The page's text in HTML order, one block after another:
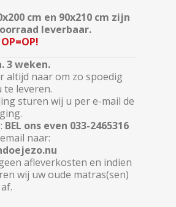
cm en 90x210 cm zijn
leverbaar.
3 weken.
altijd naar om zo spoedig
te leveren.
sturen wij u per e-mail de
BEL ons even 033-2465316
naar:
afleverkosten en indien
wij uw oude matras(sen)